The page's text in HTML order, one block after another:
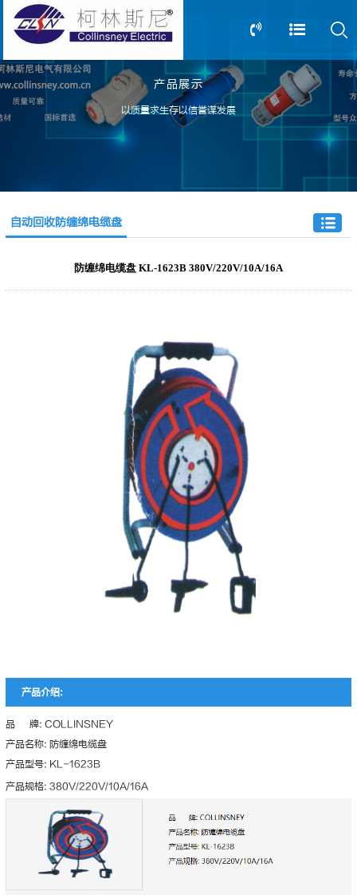
产品展示
以质量求生存以信誉谋发展
13805239166
0517-83612898
自动回收防缠绵电缆盘
防缠绵电缆盘 KL-1623B 380V/220V/10A/16A
产品介绍:
品 牌: COLLINSNEY
产品名称: 防缠绵电缆盘
产品型号: KL-1623B
产品规格: 380V/220V/10A/16A